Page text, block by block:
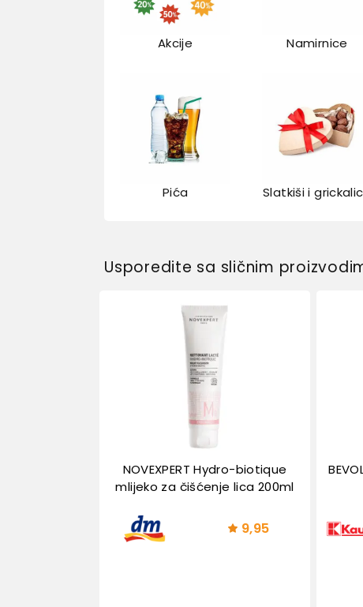
Akcije Namirnice
Pića Slatkiši i
Usporedite sa sličnim
NOVEXPERT Hydro-biotique
mlijeko za čišćenje lica 200ml
9,95